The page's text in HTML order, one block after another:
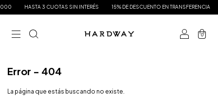
HASTA 3 CUOTAS SIN INTERÉS 15% DE DESCUENTO EN TRANSFERENCIA
0
Error - 404
La página que estás buscando no existe.